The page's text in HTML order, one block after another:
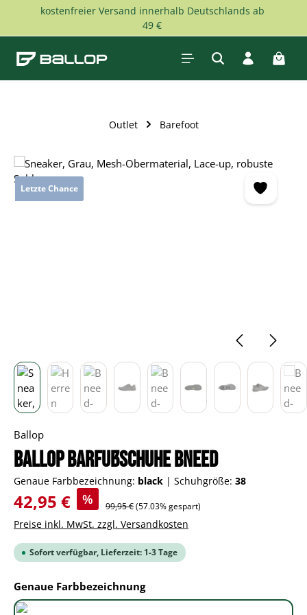
Zum Hauptinhalt springen
kostenfreier Versand innerhalb Deutschlands ab
49 €
Outlet Barefoot
Bildergalerie überspringen
Letzte Chance
Ballop
BALLOP Barfußschuhe Bneed
Genaue Farbbezeichnung: black | Schuhgröße: 38
Verkaufspreis:
42,95 € % Regulärer Preis:
99,95 €(57.03% gespart)
Preise inkl. MwSt. zzgl. Versandkosten
Sofort verfügbar, Lieferzeit: 1-3 Tage
Genaue Farbbezeichnungauswählen